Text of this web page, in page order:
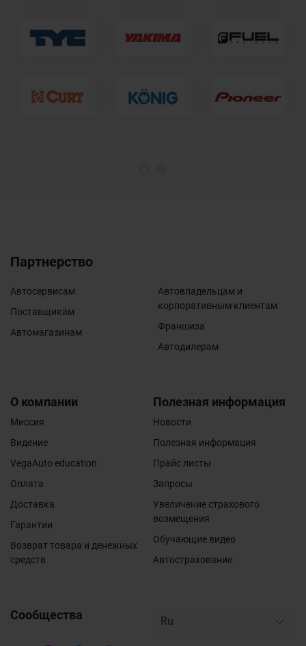
Партнерство
Автосервисам
Поставщикам
Автомагазинам
Автовладельцам и
корпоративным клиентам
Франшиза
Автодилерам
О компании
Миссия
Видение
VegaAuto education
Оплата
Доставка
Гарантии
Возврат товара и денежных
средств
Полезная информация
Новости
Полезная информация
Прайс листы
Запросы
Увеличение страхового
возмещения
Обучающие видео
Автострахование
Сообщества